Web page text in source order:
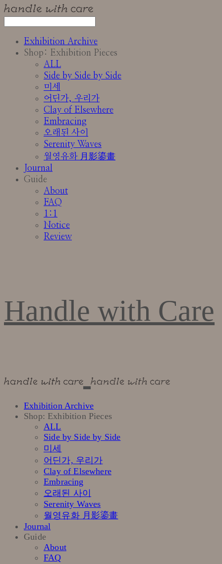
Exhibition Archive
Shop: Exhibition Pieces
ALL
Side by Side by Side
미세
어딘가, 우리가
Clay of Elsewhere
Embracing
오래된 사이
Serenity Waves
월영유화 月影鎏畫
Journal
Guide
About
FAQ
1:1
Notice
Review
Handle with Care
Exhibition Archive
Shop: Exhibition Pieces
ALL
Side by Side by Side
미세
어딘가, 우리가
Clay of Elsewhere
Embracing
오래된 사이
Serenity Waves
월영유화 月影鎏畫
Journal
Guide
About
FAQ